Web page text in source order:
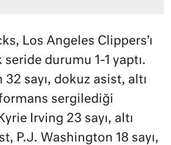
Los Angeles Clippers’ı
durumu 1-1 yaptı.
32 sayı, dokuz asist, altı
sergilediği
Irving 23 sayı, altı
P.J. Washington 18 sayı,